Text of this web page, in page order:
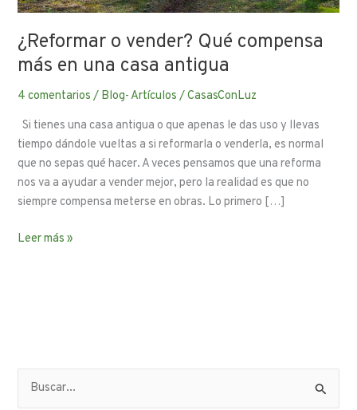
¿Reformar o vender? Qué compensa
más en una casa antigua
4 comentarios / Blog- Artículos /CasasConLuz
Si tienes una casa antigua o que apenas le das uso y llevas
tiempo dándole vueltas a si reformarla o venderla, es normal
que no sepas qué hacer. A veces pensamos que una reforma
nos va a ayudar a vender mejor, pero la realidad es que no
siempre compensa meterse en obras. Lo primero […]
Leer más »